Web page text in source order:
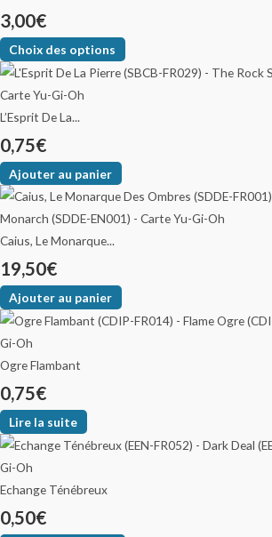
3,00€
Choix des options
L’Esprit De La...
0,75€
Ajouter au panier
Caius, Le Monarque...
19,50€
Ajouter au panier
Ogre Flambant
0,75€
Lire la suite
Echange Ténébreux
0,50€